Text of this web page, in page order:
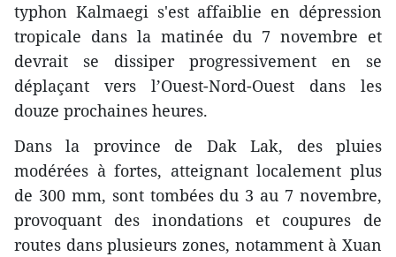
typhon Kalmaegi s'est affaiblie en dépression
tropicale dans la matinée du 7 novembre et
devrait se dissiper progressivement en se
déplaçant vers l’Ouest-Nord-Ouest dans les
douze prochaines heures.
Dans la province de Dak Lak, des pluies
modérées à fortes, atteignant localement plus
de 300 mm, sont tombées du 3 au 7 novembre,
provoquant des inondations et coupures de
routes dans plusieurs zones, notamment à Xuan